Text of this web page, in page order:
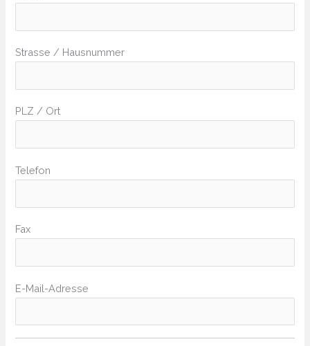
Strasse / Hausnummer
PLZ / Ort
Telefon
Fax
E-Mail-Adresse